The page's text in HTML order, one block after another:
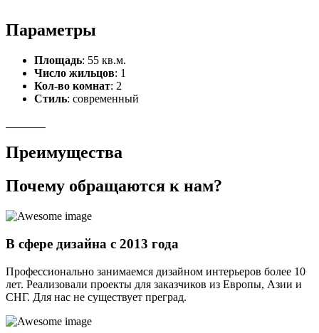
Параметры
Площадь: 55 кв.м.
Число жильцов: 1
Кол-во комнат: 2
Стиль: современный
Преимущества
Почему обращаются к нам?
В сфере дизайна с 2013 года
Профессионально занимаемся дизайном интерьеров более 10
лет. Реализовали проекты для заказчиков из Европы, Азии и
СНГ. Для нас не существует преград.